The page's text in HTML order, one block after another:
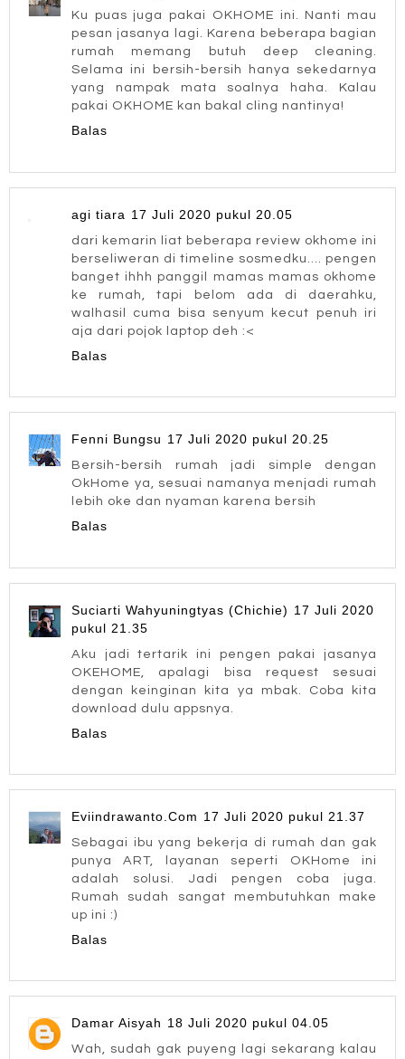
Ku puas juga pakai OKHOME ini. Nanti mau
pesan jasanya lagi. Karena beberapa bagian
rumah memang butuh deep cleaning.
Selama ini bersih-bersih hanya sekedarnya
yang nampak mata soalnya haha. Kalau
pakai OKHOME kan bakal cling nantinya!
Balas
agi tiara 17 Juli 2020 pukul 20.05
dari kemarin liat beberapa review okhome ini
berseliweran di timeline sosmedku.... pengen
banget ihhh panggil mamas mamas okhome
ke rumah, tapi belom ada di daerahku,
walhasil cuma bisa senyum kecut penuh iri
aja dari pojok laptop deh :<
Balas
Fenni Bungsu 17 Juli 2020 pukul 20.25
Bersih-bersih rumah jadi simple dengan
OkHome ya, sesuai namanya menjadi rumah
lebih oke dan nyaman karena bersih
Balas
Suciarti Wahyuningtyas (Chichie) 17 Juli 2020
pukul 21.35
Aku jadi tertarik ini pengen pakai jasanya
OKEHOME, apalagi bisa request sesuai
dengan keinginan kita ya mbak. Coba kita
download dulu appsnya.
Balas
Eviindrawanto.Com 17 Juli 2020 pukul 21.37
Sebagai ibu yang bekerja di rumah dan gak
punya ART, layanan seperti OKHome ini
adalah solusi. Jadi pengen coba juga.
Rumah sudah sangat membutuhkan make
up ini :)
Balas
Damar Aisyah 18 Juli 2020 pukul 04.05
Wah, sudah gak puyeng lagi sekarang kalau